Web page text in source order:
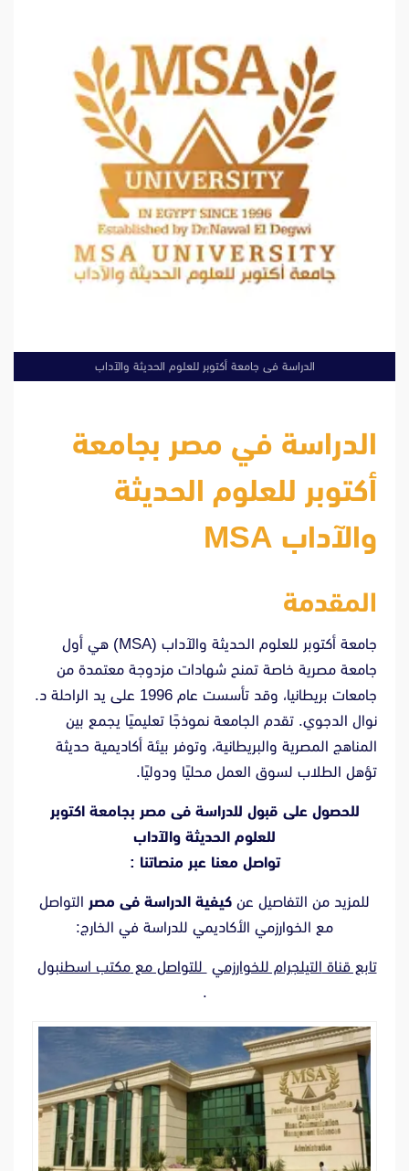
الدراسة فى جامعة أكتوبر للعلوم الحديثة والآداب
الدراسة في مصر بجامعة
أكتوبر للعلوم الحديثة
والآداب MSA
المقدمة
جامعة أكتوبر للعلوم الحديثة والآداب (MSA) هي أول
جامعة مصرية خاصة تمنح شهادات مزدوجة معتمدة من
جامعات بريطانيا، وقد تأسست عام 1996 على يد الراحلة د.
نوال الدجوي. تقدم الجامعة نموذجًا تعليميًا يجمع بين
المناهج المصرية والبريطانية، وتوفر بيئة أكاديمية حديثة
تؤهل الطلاب لسوق العمل محليًا ودوليًا.
للحصول على قبول للدراسة فى مصر بجامعة اكتوبر
للعلوم الحديثة والآداب
تواصل معنا عبر منصاتنا :
للمزيد من التفاصيل عن كيفية الدراسة فى مصر التواصل
مع الخوارزمي الأكاديمي للدراسة في الخارج:
تابع قناة التيلجرام للخوارزمي للتواصل معمكتب اسطنبول
.